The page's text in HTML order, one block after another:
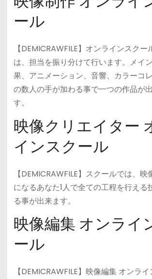
ール
【DEMICRAWFILE】オンラインスク
は、担当を振り分けて行います。メイ
果、アニメーション、音響、カラーコ
の数人の手が加わる事で一つの作品が
す。
映像クリエイター
インスクール
【DEMICRAWFILE】スクールでは、
になるあなた1人で全ての工程を行える
る事が出来ます。
映像編集 オンライ
ール
【DEMICRAWFILE】映像編集 オンラ